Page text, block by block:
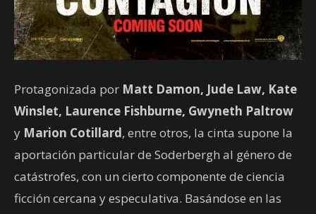
Protagonizada por Matt Damon, Jude Law, Kate
Winslet, Laurence Fishburne, Gwyneth Paltrow
y Marion Cotillard, entre otros, la cinta supone la
aportación particular de Soderbergh al género de
catástrofes, con un cierto componente de ciencia
ficción cercana y especulativa. Basándose en las